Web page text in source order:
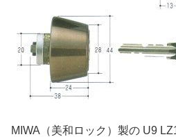
MIWA（美和ロック）製の U9